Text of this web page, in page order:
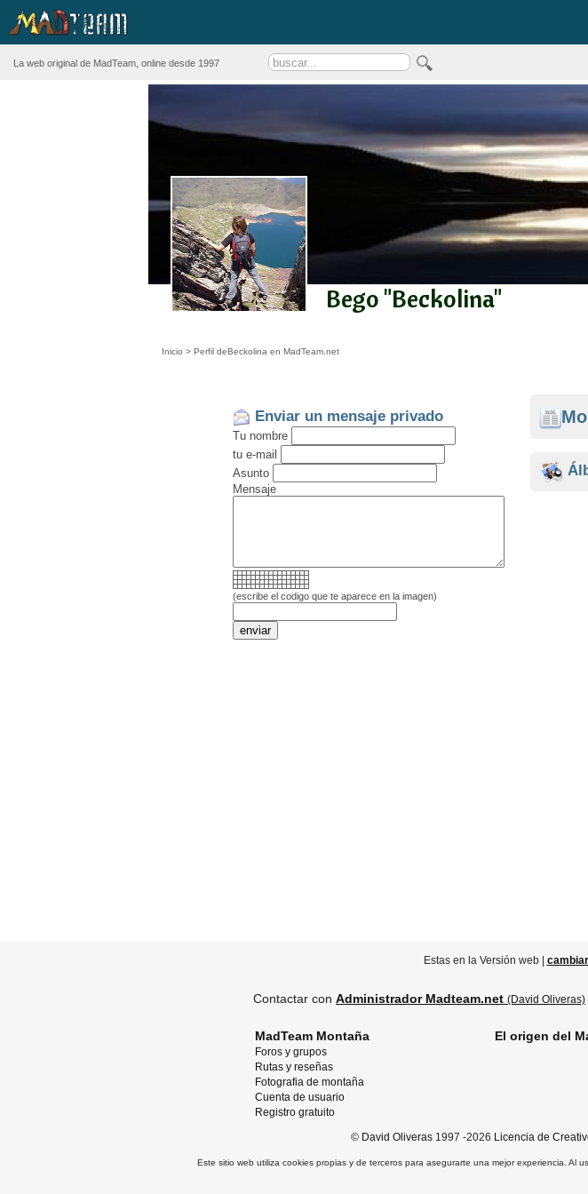
La web original de MadTeam, online desde 1997
Bego "Beckolina"
Inicio > Perfil deBeckolina en MadTeam.net
Enviar un mensaje privado
Tu nombre
tu e-mail
Asunto
Mensaje
(escribe el codigo que te aparece en la imagen)
Estas en la Versión web |
Contactar con Administrador Madteam.net (David Oliveras)
MadTeam Montaña
Foros y grupos
Rutas y reseñas
Fotografia de montaña
Cuenta de usuario
Registro gratuito
El origen del
© David Oliveras1997 -2026 Licencia de
Este sitio web utiliza cookies propias y de terceros para asegurarte una mejor experiencia. Al